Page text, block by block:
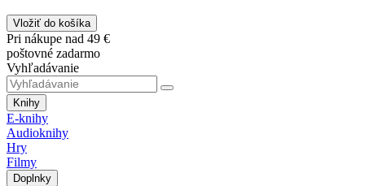
Vložiť do košíka
Pri nákupe nad 49 €
poštovné zadarmo
Vyhľadávanie
Knihy
E-knihy
Audioknihy
Hry
Filmy
Doplnky